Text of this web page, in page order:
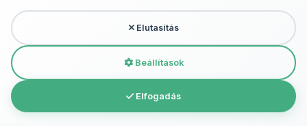
Elutasítás
Beállítások
Elfogadás
További termékek - Dekorációs
kartonok és hullámkartonok